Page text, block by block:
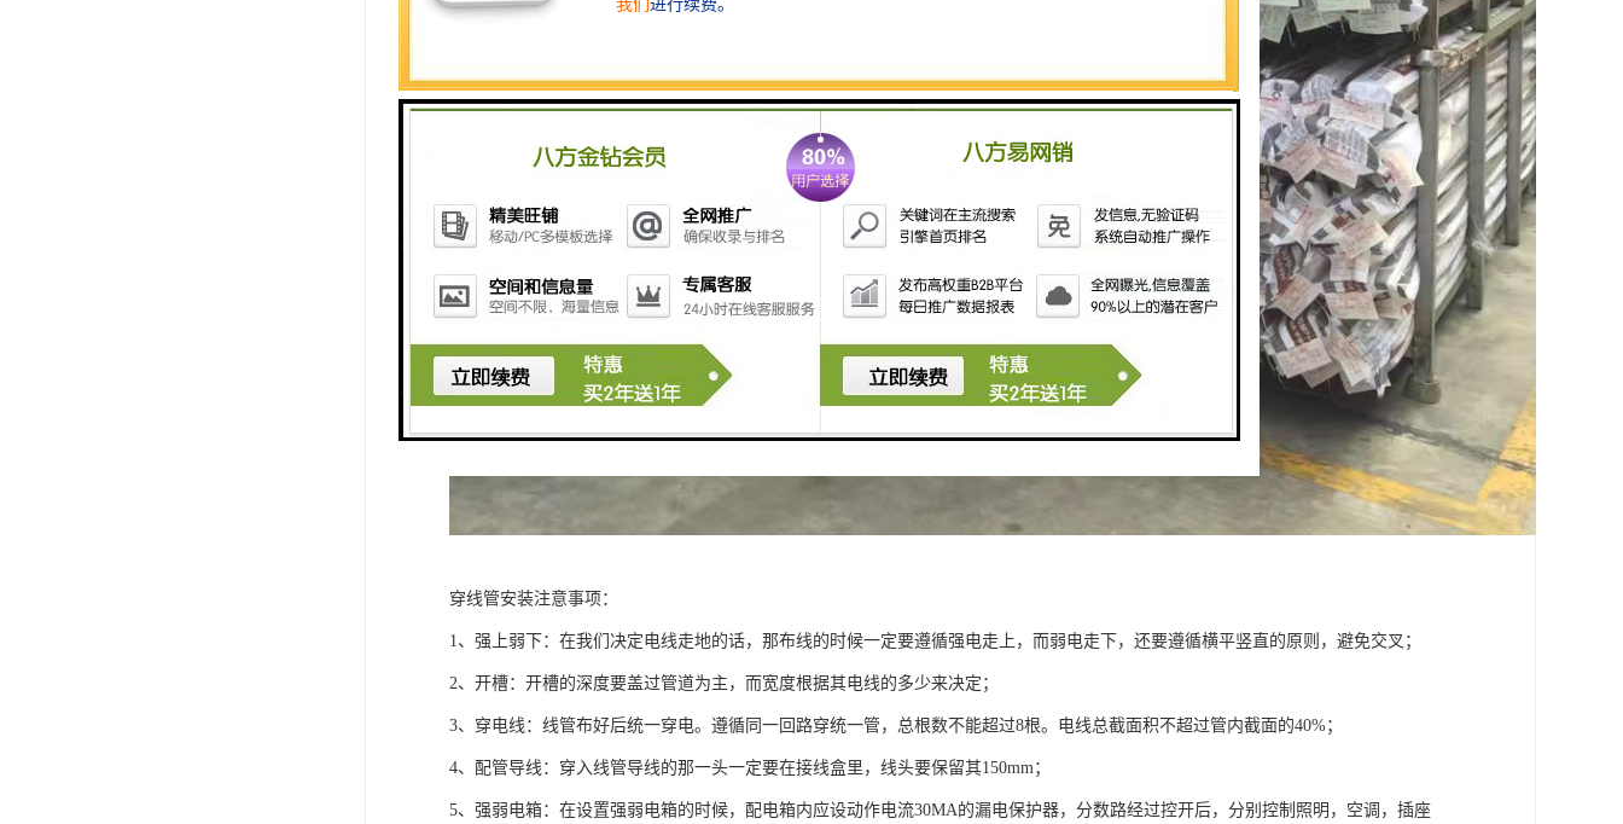
穿线管安装注意事项：
1、强上弱下：在我们决定电线走地的话，那布线的时候一定要遵循强电走上，而弱电走下，还要遵循横平竖直的原则，避免交叉；
2、开槽：开槽的深度要盖过管道为主，而宽度根据其电线的多少来决定；
3、穿电线：线管布好后统一穿电。遵循同一回路穿统一管，总根数不能超过8根。电线总截面积不超过管内截面的40%；
4、配管导线：穿入线管导线的那一头一定要在接线盒里，线头要保留其150mm；
5、强弱电箱：在设置强弱电箱的时候，配电箱内应设动作电流30MA的漏电保护器，分数路经过控开后，分别控制照明，空调，插座